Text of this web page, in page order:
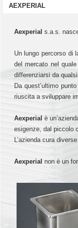
AEXPERIAL
Aexperial s.a.s.
Un lungo percorso di
del mercato nel
differenziarsi da
Da quest’ultimo
riuscita a sviluppare
Aexperial è
esigenze, dal piccolo
L’azienda cura
Aexperial non è un